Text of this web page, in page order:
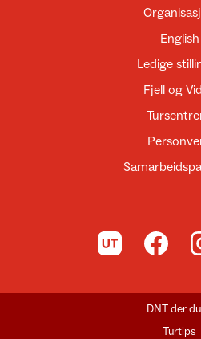
English
Ledige
Fjell og
Til UT.no Til DNT
DNT der
Turtips